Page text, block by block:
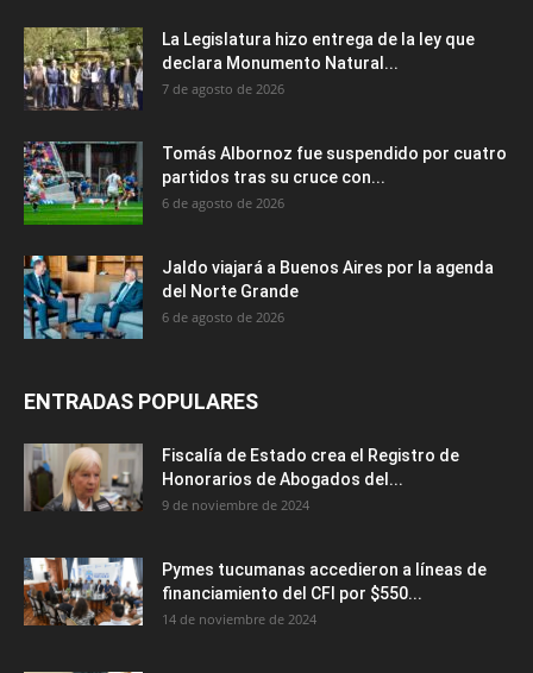
La Legislatura hizo entrega de la ley que
declara Monumento Natural...
7 de agosto de 2026
Tomás Albornoz fue suspendido por cuatro
partidos tras su cruce con...
6 de agosto de 2026
Jaldo viajará a Buenos Aires por la agenda
del Norte Grande
6 de agosto de 2026
ENTRADAS POPULARES
Fiscalía de Estado crea el Registro de
Honorarios de Abogados del...
9 de noviembre de 2024
Pymes tucumanas accedieron a líneas de
financiamiento del CFI por $550...
14 de noviembre de 2024